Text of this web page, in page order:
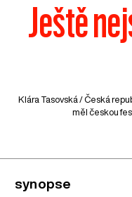
Ještě
Klára Tasovská /Česká
měl českou
synopse